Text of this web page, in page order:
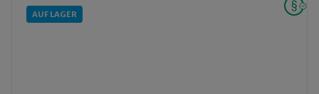
AUF LAGER